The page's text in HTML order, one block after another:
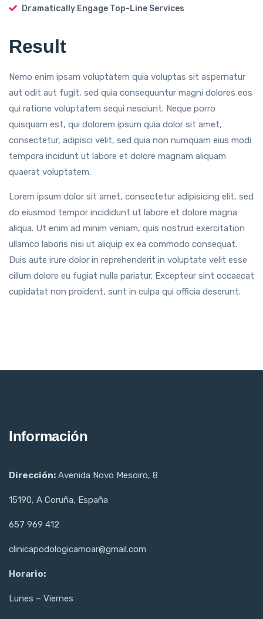
Dramatically Engage Top-Line Services
Result
Nemo enim ipsam voluptatem quia voluptas sit aspernatur
aut odit aut fugit, sed quia consequuntur magni dolores eos
qui ratione voluptatem sequi nesciunt. Neque porro
quisquam est, qui dolorem ipsum quia dolor sit amet,
consectetur, adipisci velit, sed quia non numquam eius modi
tempora incidunt ut labore et dolore magnam aliquam
quaerat voluptatem.
Lorem ipsum dolor sit amet, consectetur adipisicing elit, sed
do eiusmod tempor incididunt ut labore et dolore magna
aliqua. Ut enim ad minim veniam, quis nostrud exercitation
ullamco laboris nisi ut aliquip ex ea commodo consequat.
Duis aute irure dolor in reprehenderit in voluptate velit esse
cillum dolore eu fugiat nulla pariatur. Excepteur sint occaecat
cupidatat non proident, sunt in culpa qui officia deserunt.
Información
Dirección: Avenida Novo Mesoiro, 8
15190, A Coruña, España
657 969 412
clinicapodologicamoar@gmail.com
Horario:
Lunes – Viernes